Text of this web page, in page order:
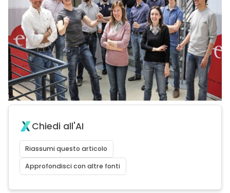
Chiedi all'AI
Riassumi questo articolo
Approfondisci con altre fonti